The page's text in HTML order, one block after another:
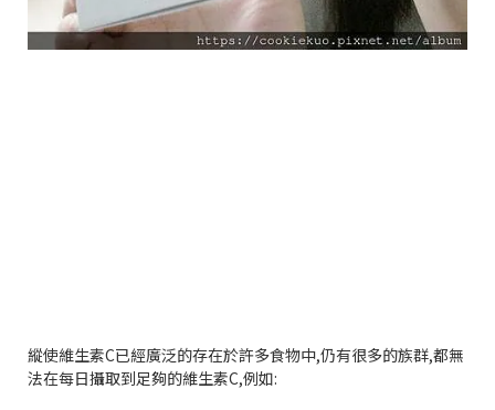
縱使維生素C已經廣泛的存在於許多食物中,仍有很多的族群,都無
法在每日攝取到足夠的維生素C,例如: